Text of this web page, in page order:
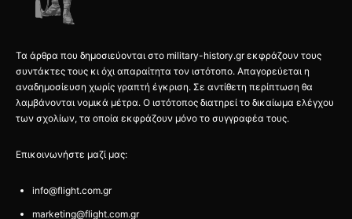
Τα άρθρα που δημοσιεύονται στο military-history.gr εκφράζουν τους
συντάκτες τους κι όχι απαραίτητα τον ιστότοπο. Απαγορεύεται η
αναδημοσίευση χωρίς γραπτή έγκριση. Σε αντίθετη περίπτωση θα
λαμβάνονται νομικά μέτρα. Ο ιστότοπος διατηρεί το δικαίωμα ελέγχου
των σχολίων, τα οποία εκφράζουν μόνο το συγγραφέα τους.
Επικοινωνήστε μαζί μας:
info@flight.com.gr
marketing@flight.com.gr